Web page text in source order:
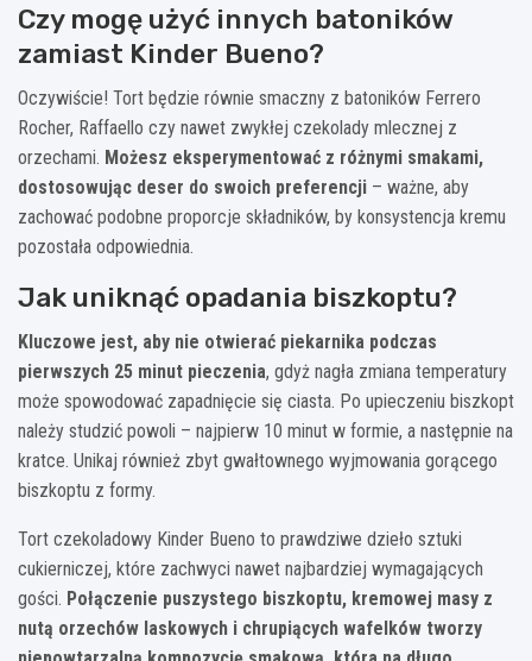
Czy mogę użyć innych batoników
zamiast Kinder Bueno?
Oczywiście! Tort będzie równie smaczny z batoników Ferrero
Rocher, Raffaello czy nawet zwykłej czekolady mlecznej z
orzechami. Możesz eksperymentować z różnymi smakami,
dostosowując deser do swoich preferencji – ważne, aby
zachować podobne proporcje składników, by konsystencja kremu
pozostała odpowiednia.
Jak uniknąć opadania biszkoptu?
Kluczowe jest, aby nie otwierać piekarnika podczas
pierwszych 25 minut pieczenia, gdyż nagła zmiana temperatury
może spowodować zapadnięcie się ciasta. Po upieczeniu biszkopt
należy studzić powoli – najpierw 10 minut w formie, a następnie na
kratce. Unikaj również zbyt gwałtownego wyjmowania gorącego
biszkoptu z formy.
Tort czekoladowy Kinder Bueno to prawdziwe dzieło sztuki
cukierniczej, które zachwyci nawet najbardziej wymagających
gości. Połączenie puszystego biszkoptu, kremowej masy z
nutą orzechów laskowych i chrupiących wafelków tworzy